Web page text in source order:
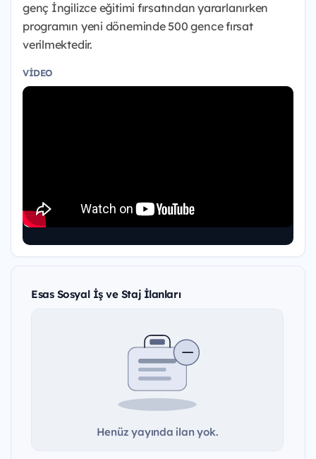
genç İngilizce eğitimi fırsatından yararlanırken
programın yeni döneminde 500 gence fırsat
verilmektedir.
VIDEO
Esas Sosyal İş ve Staj İlanları
Henüz yayında ilan yok.